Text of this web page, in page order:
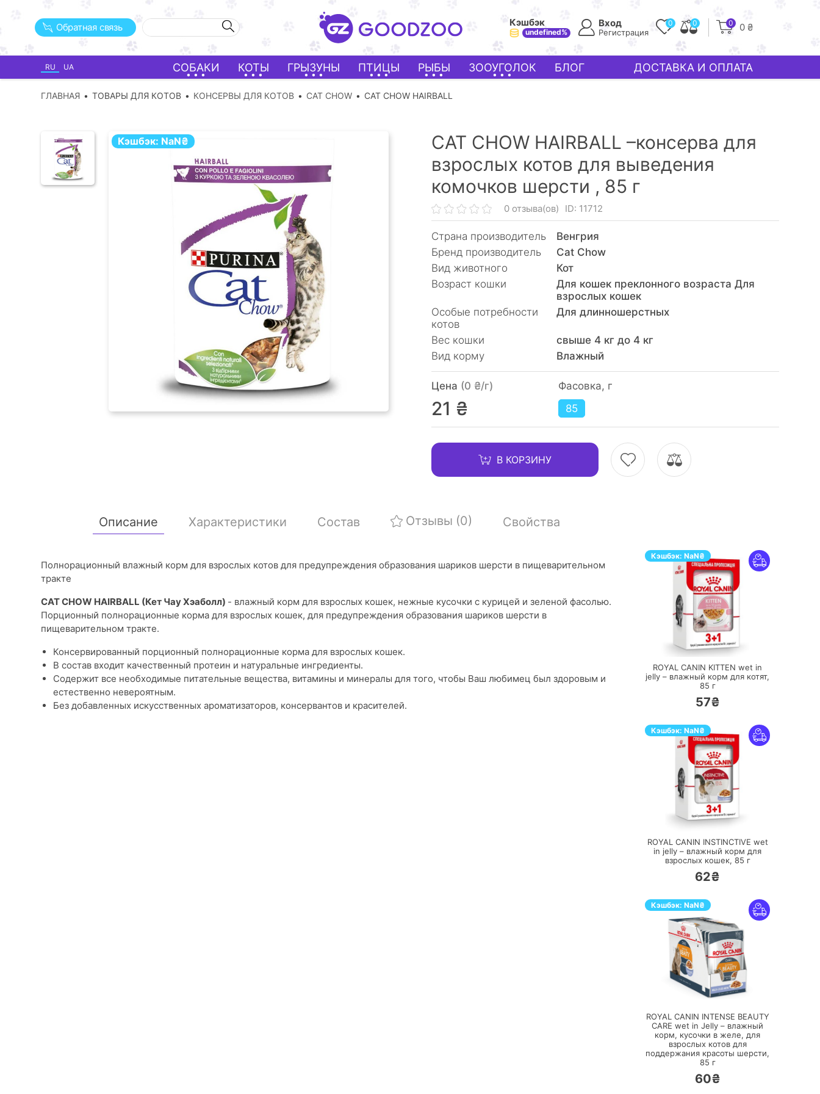
Обратная связь Кэшбэк
undefined%
Вход
Регистрация
0 0 0 0 ₴
RU UA СОБАКИ КОТЫ ГРЫЗУНЫ ПТИЦЫ РЫБЫ ЗООУГОЛОК БЛОГ ДОСТАВКА И ОПЛАТА
ГЛАВНАЯ ТОВАРЫ ДЛЯ КОТОВ КОНСЕРВЫ ДЛЯ КОТОВ CAT CHOW CAT CHOW HAIRBALL
Кэшбэк: NaN₴
CAT CHOW HAIRBALL –консерва для
взрослых котов для выведения
комочков шерсти , 85 г
0 отзыва(ов) ID: 11712
Страна производитель
Венгрия
Бренд производитель
Cat Chow
Вид животного
Кот
Возраст кошки
Для кошек преклонного возраста Для
взрослых кошек
Особые потребности
котов
Для длинношерстных
Вес кошки
свыше 4 кг до 4 кг
Вид корму
Влажный
Цена (0 ₴/г)
21 ₴
Фасовка, г
85
В КОРЗИНУ
Описание Характеристики Состав Отзывы (0) Свойства
Полнорационный влажный корм для взрослых котов для предупреждения образования шариков шерсти в пищеварительном
тракте
CAT CHOW HAIRBALL (Кет Чау Хэаболл) - влажный корм для взрослых кошек, нежные кусочки с курицей и зеленой фасолью.
Порционный полнорационные корма для взрослых кошек, для предупреждения образования шариков шерсти в
пищеварительном тракте.
Консервированный порционный полнорационные корма для взрослых кошек.
В состав входит качественный протеин и натуральные ингредиенты.
Содержит все необходимые питательные вещества, витамины и минералы для того, чтобы Ваш любимец был здоровым и
естественно невероятным.
Без добавленных искусственных ароматизаторов, консервантов и красителей.
Кэшбэк: NaN₴
ПЕРЕЙТИ
ROYAL CANIN KITTEN wet in
jelly – влажный корм для котят,
85 г
57₴
Кэшбэк: NaN₴
ПЕРЕЙТИ
ROYAL CANIN INSTINCTIVE wet
in jelly – влажный корм для
взрослых кошек, 85 г
62₴
Кэшбэк: NaN₴
ПЕРЕЙТИ
ROYAL CANIN INTENSE BEAUTY
CARE wet in Jelly – влажный
корм, кусочки в желе, для
взрослых котов для
поддержания красоты шерсти,
85 г
60₴